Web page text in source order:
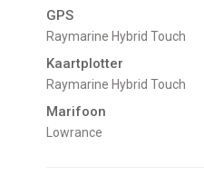
GPS
Raymarine Hybrid Touch
Kaartplotter
Raymarine Hybrid Touch
Marifoon
Lowrance